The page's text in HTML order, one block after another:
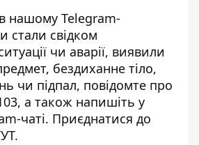
нашому Telegram-
стали свідком
чи аварії, виявили
бездиханне тіло,
чи підпал, повідомте про
а також напишіть у
чаті. Приєднатися до
.